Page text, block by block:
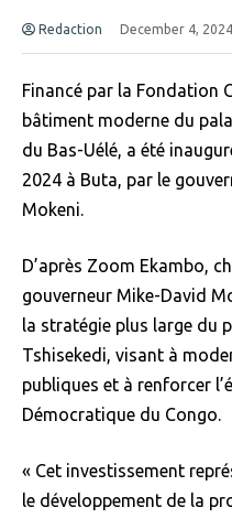
Redaction December 4,
Financé par la Fondation
bâtiment moderne du
du Bas-Uélé, a été
2024 à Buta, par le
Mokeni.
D’après Zoom Ekambo,
gouverneur Mike-David
la stratégie plus large du
Tshisekedi, visant à
publiques et à renforcer
Démocratique du Congo.
« Cet investissement
le développement de la